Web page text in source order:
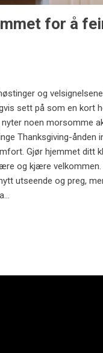
for å
og
sett på som en kort
noen morsomme
Thanksgiving-ånden
Gjør hjemmet ditt
og kjære
utseende og preg,